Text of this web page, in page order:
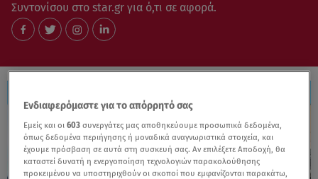
Συντονίσου στο star.gr για ό,τι σε αφορά.
Ενδιαφερόμαστε για το απόρρητό σας
Εμείς και οι603 συνεργάτες μας αποθηκεύουμε προσωπικά δεδομένα,
όπως δεδομένα περιήγησης ή μοναδικά αναγνωριστικά στοιχεία, και
έχουμε πρόσβαση σε αυτά στη συσκευή σας. Αν επιλέξετε Αποδοχή, θα
καταστεί δυνατή η ενεργοποίηση τεχνολογιών παρακολούθησης
προκειμένου να υποστηριχθούν οι σκοποί που εμφανίζονται παρακάτω,